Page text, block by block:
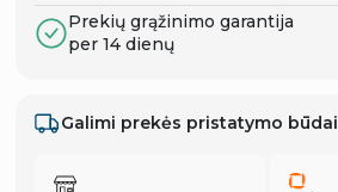
Prekių grąžinimo garantija
per 14 dienų
Galimi prekės pristatymo būdai